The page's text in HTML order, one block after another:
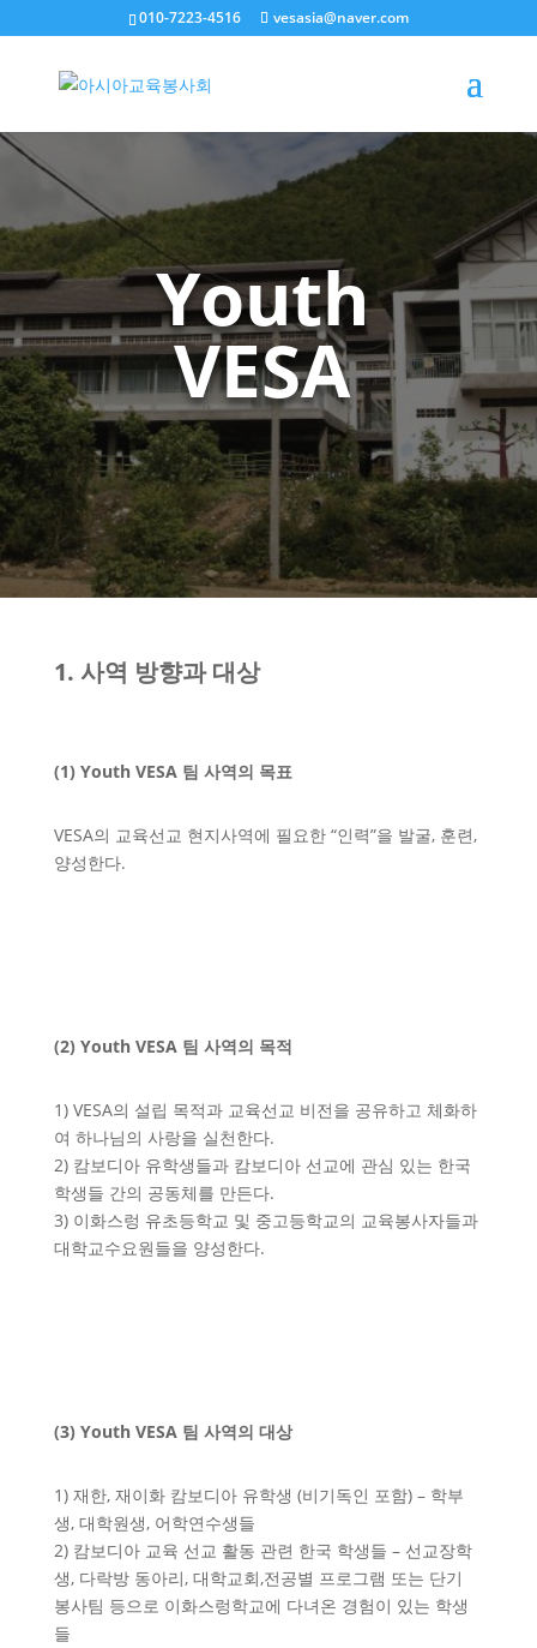
010-7223-4516 vesasia@naver.com
Youth
VESA
1. 사역 방향과 대상
(1) Youth VESA 팀 사역의 목표
VESA의 교육선교 현지사역에 필요한 “인력”을 발굴, 훈련,
양성한다.
(2) Youth VESA 팀 사역의 목적
1) VESA의 설립 목적과 교육선교 비전을 공유하고 체화하
여 하나님의 사랑을 실천한다.
2) 캄보디아 유학생들과 캄보디아 선교에 관심 있는 한국
학생들 간의 공동체를 만든다.
3) 이화스렁 유초등학교 및 중고등학교의 교육봉사자들과
대학교수요원들을 양성한다.
(3) Youth VESA 팀 사역의 대상
1) 재한, 재이화 캄보디아 유학생 (비기독인 포함) – 학부
생, 대학원생, 어학연수생들
2) 캄보디아 교육 선교 활동 관련 한국 학생들 – 선교장학
생, 다락방 동아리, 대학교회,전공별 프로그램 또는 단기
봉사팀 등으로 이화스렁학교에 다녀온 경험이 있는 학생
들